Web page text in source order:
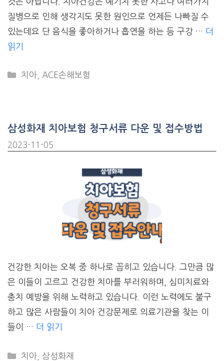
질병으로 인해 생각지도 못한 원인으로 언제든 나빠질 수
있는데요 단 음식을 좋아하거나 흡연을 하는 등 구강 … 더
읽기
CATEGORIES
치아 ACE손해보험
삼성화재 치아보험 청구서류 다운 및 접수방법
2023-11-05
건강한 치아는 오복 중 하나로 꼽히고 있습니다. 그만큼 많
은 이들이 고르고 건강한 치아를 부러워하며, 심미치료와
충치 예방을 위해 노력하고 있습니다. 이런 노력에도 불구
하고 많은 사람들이 치아 건강문제로 의료기관을 찾는 이
들이 … 더 읽기
CATEGORIES
치아 삼성화재